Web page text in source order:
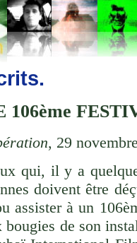
106ème
, 29
qui, il y a
doivent être
assister à un
bougies de son